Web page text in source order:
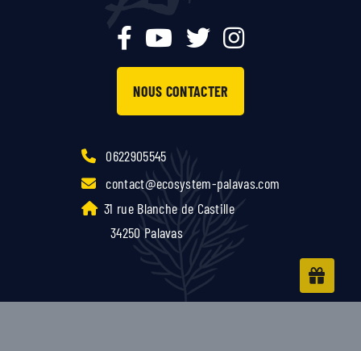
NOUS CONTACTER
0622905545
contact@ecosystem-palavas.com
31 rue Blanche de Castille
34250 Palavas